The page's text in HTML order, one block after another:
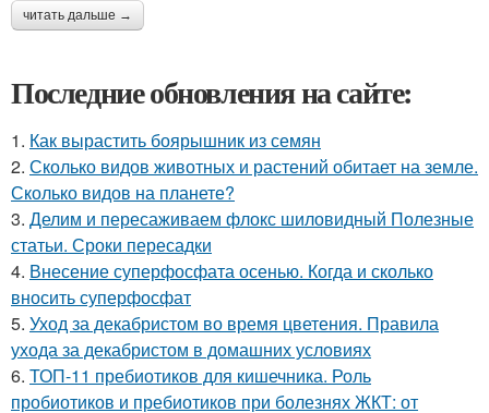
читать дальше →
Последние обновления на сайте:
1. Как вырастить боярышник из семян
2. Сколько видов животных и растений обитает на земле.
Сколько видов на планете?
3. Делим и пересаживаем флокс шиловидный Полезные
статьи. Сроки пересадки
4. Внесение суперфосфата осенью. Когда и сколько
вносить суперфосфат
5. Уход за декабристом во время цветения. Правила
ухода за декабристом в домашних условиях
6. ТОП-11 пребиотиков для кишечника. Роль
пробиотиков и пребиотиков при болезнях ЖКТ: от